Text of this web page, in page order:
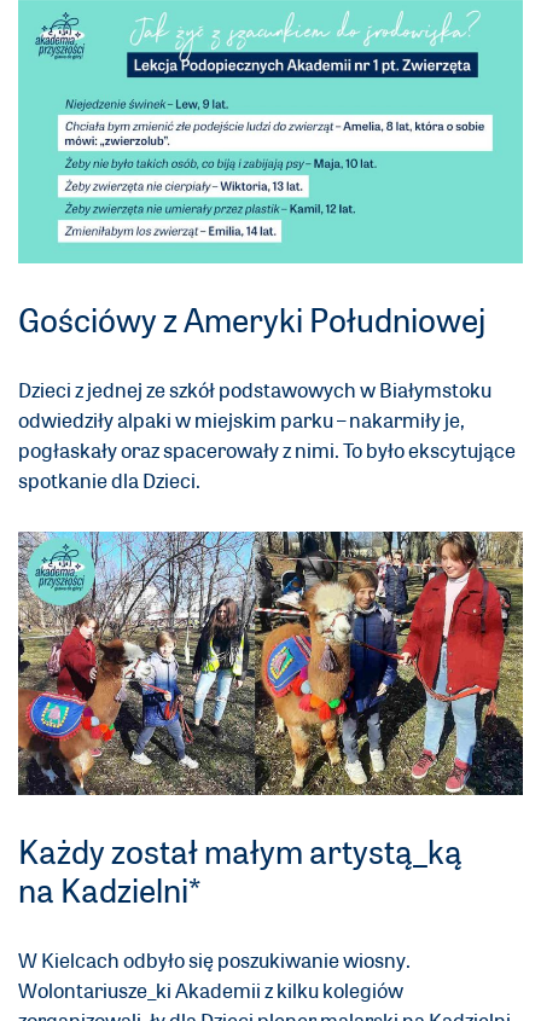
Gościówy z Ameryki Południowej
Dzieci z jednej ze szkół podstawowych w Białymstoku
odwiedziły alpaki w miejskim parku – nakarmiły je,
pogłaskały oraz spacerowały z nimi. To było ekscytujące
spotkanie dla Dzieci.
Każdy został małym artystą_ką
na Kadzielni*
W Kielcach odbyło się poszukiwanie wiosny.
Wolontariusze_ki Akademii z kilku kolegiów